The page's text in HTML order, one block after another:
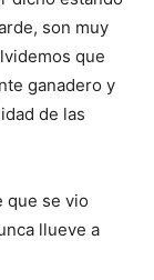
son muy
que
ganadero y
de las
que se vio
llueve a